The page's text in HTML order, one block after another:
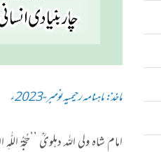
ماخذ: ماہنامہ رحیمیہ نومبر-2023ء
امام شاہ ولی اللہ دہلویؒ ’’حُجّۃُ